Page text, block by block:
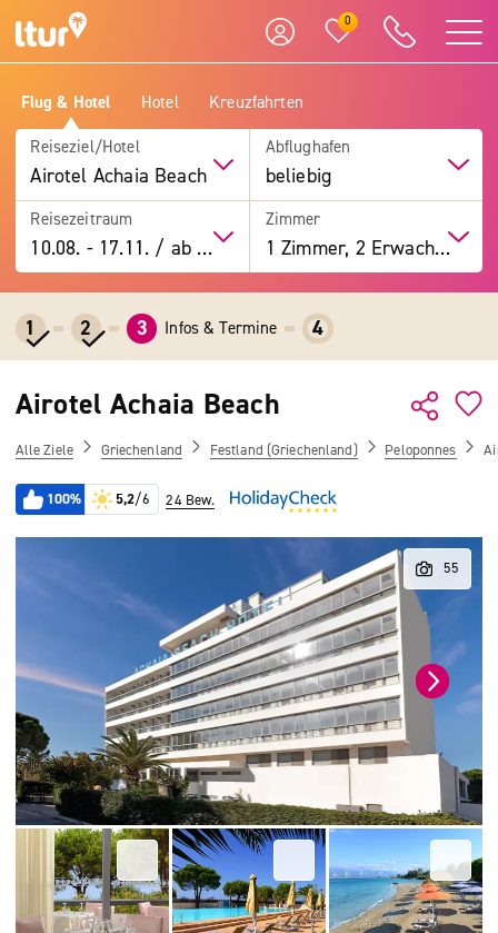
0
Flug & Hotel Hotel Kreuzfahrten
Reiseziel/Hotel
Airotel Achaia Beach
Abflughafen
beliebig
Reisezeitraum
10.08. -17.11. / ab 7 Tage
Zimmer
1 Zimmer, 2 Erwachsene
1 2 3 Infos & Termine 4
Airotel Achaia Beach
Alle Ziele Griechenland Festland (Griechenland) Peloponnes
100% 5,2/6 24 Bew.